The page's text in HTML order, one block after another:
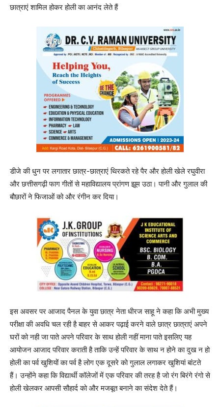
छात्राएं शामिल होकर होली का आनंद लेते हैं
डीजे की धुन पर लगातार छात्र-छात्राएं थिरकते रहे पैर और होली खेले रघुवीरा
और छत्तीसगढ़ी फाग गीतों से महाविद्यालय प्रांगण झूम उठा। पानी और गुलाल की
बौछारों ने फिजाओं को और रंगीन कर दिया।
इस अवसर पर आजाद पैनल के युवा छात्र नेता धीरज साहू ने कहा कि अभी मुख्य
परीक्षा की अवधि चल रही है बाहर से आकर पढ़ाई करने वाले छात्र छात्राएं अपने
घरों को नही जा पाते अपने परिवार के साथ होली नहीं माना पाते इसलिए यह
आयोजन आजाद परिवार कराती है ताकि उन्हें परिवार के साथ न होने का दुख न हो
होली का पर्व खुशियों का पर्व है लोग एक दूसरे को गुलाल लगाकर खुशियां बांटते
हैं। उन्होंने कहा कि विद्यार्थी कॉलेजों में एक परिवार की तरह है जो रंग बिरंगे रंगो से
होली खेलकर आपसी सौहार्द को और मजबूत बनाने का संदेश देते हैं।